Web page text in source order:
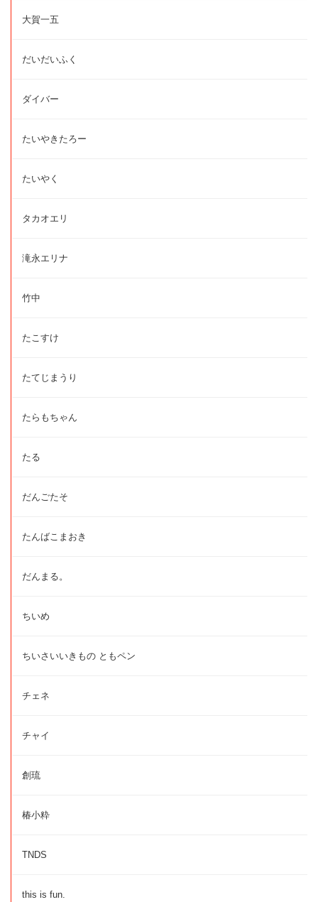
大賀一五
だいだいふく
ダイバー
たいやきたろー
たいやく
タカオエリ
滝永エリナ
竹中
たこすけ
たてじまうり
たらもちゃん
たる
だんごたそ
たんばこまおき
だんまる。
ちいめ
ちいさいいきもの ともペン
チェネ
チャイ
創琉
椿小粋
TNDS
this is fun.